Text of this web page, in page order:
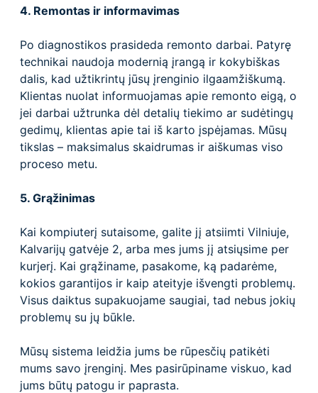
4. Remontas ir informavimas
Po diagnostikos prasideda remonto darbai. Patyrę
technikai naudoja modernią įrangą ir kokybiškas
dalis, kad užtikrintų jūsų įrenginio ilgaamžiškumą.
Klientas nuolat informuojamas apie remonto eigą, o
jei darbai užtrunka dėl detalių tiekimo ar sudėtingų
gedimų, klientas apie tai iš karto įspėjamas. Mūsų
tikslas – maksimalus skaidrumas ir aiškumas viso
proceso metu.
5. Grąžinimas
Kai kompiuterį sutaisome, galite jį atsiimti Vilniuje,
Kalvarijų gatvėje 2, arba mes jums jį atsiųsime per
kurjerį. Kai grąžiname, pasakome, ką padarėme,
kokios garantijos ir kaip ateityje išvengti problemų.
Visus daiktus supakuojame saugiai, tad nebus jokių
problemų su jų būkle.
Mūsų sistema leidžia jums be rūpesčių patikėti
mums savo įrenginį. Mes pasirūpiname viskuo, kad
jums būtų patogu ir paprasta.